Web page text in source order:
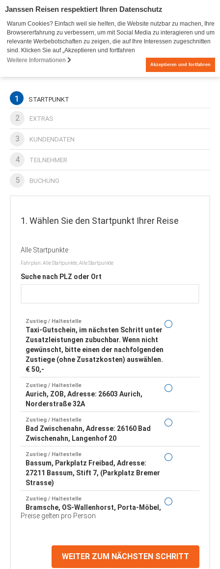
Janssen Reisen respektiert Ihren Datenschutz
Warum Cookies? Einfach weil sie helfen, die Website nutzbar zu machen, Ihre
Browsererfahrung zu verbessern, um mit Social Media zu interagieren und um
relevante Werbebotschaften zu zeigen, die auf Ihre Interessen zugeschnitten
sind. Klicken Sie auf „Akzeptieren und fortfahren
Weitere Informationen
Akzeptieren und fortfahren
1 STARTPUNKT
2 EXTRAS
3 KUNDENDATEN
4 TEILNEHMER
5 BUCHUNG
1. Wählen Sie den Startpunkt Ihrer Reise
Alle Startpunkte
Fahrplan: Alle Startpunkte, Alle Startpunkte
Suche nach PLZ oder Ort
Zustieg / Haltestelle
Taxi-Gutschein, im nächsten Schritt unter
Zusatzleistungen zubuchbar. Wenn nicht
gewünscht, bitte einen der nachfolgenden
Zustiege (ohne Zusatzkosten) auswählen.
€ 50,-
Zustieg / Haltestelle
Aurich, ZOB, Adresse: 26603 Aurich,
Norderstraße 32A
Zustieg / Haltestelle
Bad Zwischenahn, Adresse: 26160 Bad
Zwischenahn, Langenhof 20
Zustieg / Haltestelle
Bassum, Parkplatz Freibad, Adresse:
27211 Bassum, Stift 7, (Parkplatz Bremer
Strasse)
Zustieg / Haltestelle
Bramsche, OS-Wallenhorst, Porta-Möbel,
Borsigstrasse, Adresse: 49134
Bremen, Neues Fernbusterminal, Adresse:
28195 Bremen, Rosa-Parks-Ring 11-15
Preise gelten pro Person
WEITER ZUM NÄCHSTEN SCHRITT